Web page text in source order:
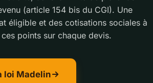
(article 154 bis du CGI). Une
éligible et des cotisations sociales à
points sur chaque devis.
loi Madelin